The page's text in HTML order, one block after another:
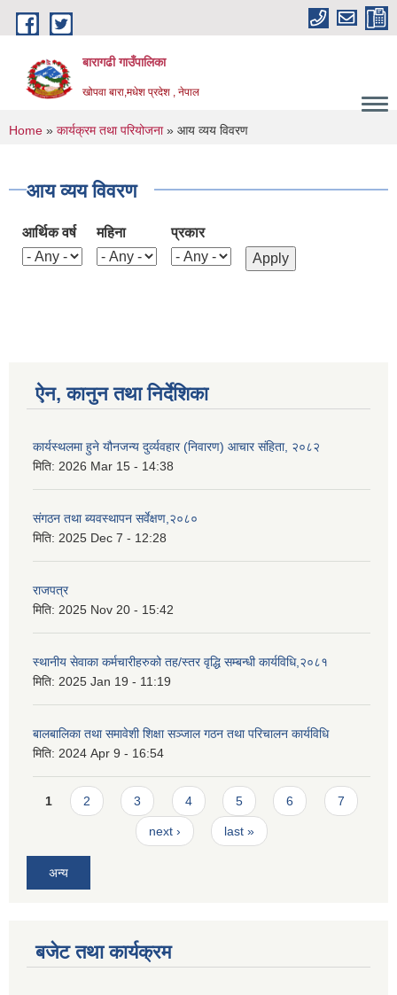
Skip to main content
बारागढी गाउँपालिका
खोपवा बारा,मधेश प्रदेश , नेपाल
You are here
Home » कार्यक्रम तथा परियोजना» आय व्यय विवरण
आय व्यय विवरण
आर्थिक वर्ष महिना प्रकार
ऐन, कानुन तथा निर्देशिका
कार्यस्थलमा हुने यौनजन्य दुर्व्यवहार (निवारण) आचार संहिता, २०८२
मिति: 2026 Mar 15 - 14:38
संगठन तथा ब्यवस्थापन सर्वेक्षण,२०८०
मिति: 2025 Dec 7 - 12:28
राजपत्र
मिति: 2025 Nov 20 - 15:42
स्थानीय सेवाका कर्मचारीहरुको तह/स्तर वृद्धि सम्बन्धी कार्यविधि,२०८१
मिति: 2025 Jan 19 - 11:19
बालबालिका तथा समावेशी शिक्षा सञ्जाल गठन तथा परिचालन कार्यविधि
मिति: 2024 Apr 9 - 16:54
Pages
1 2 3 4 5 6 7
next › last »
अन्य
बजेट तथा कार्यक्रम